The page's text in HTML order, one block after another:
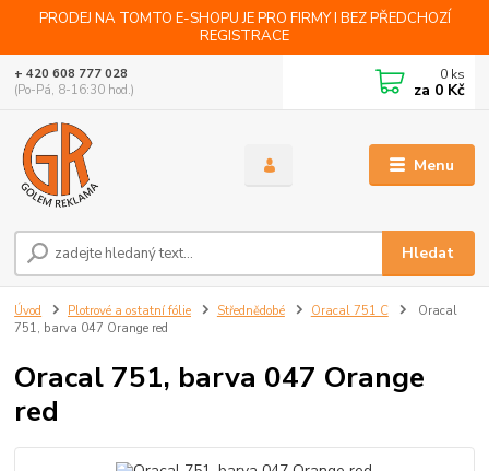
PRODEJ NA TOMTO E-SHOPU JE PRO FIRMY I BEZ PŘEDCHOZÍ
REGISTRACE
Menu
Hledat
+ 420 608 777 028
(Po-Pá, 8-16:30 hod.)
0 ks
za 0 Kč
Úvod Plotrové a ostatní fólie Střednědobé Oracal 751 C
Oracal
751, barva 047 Orange red
Oracal 751, barva 047 Orange
red